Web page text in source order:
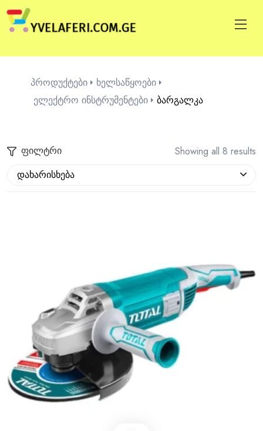
პროდუქტები
ხელსაწყოები
ელექტრო ინსტრუმენტები
ბარგალკა
ფილტრი
Showing all 8 results
დახარისხება